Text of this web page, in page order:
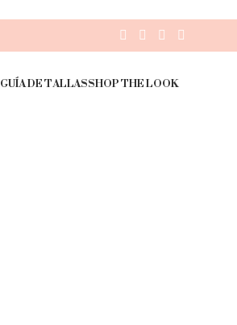
GUÍA DE TALLASSHOP THE LOOK